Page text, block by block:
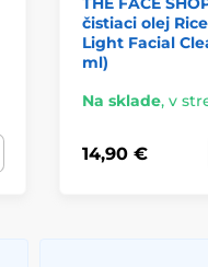
čistiaci olej
Light Facial
ml)
Na sklade, v
14,90 €